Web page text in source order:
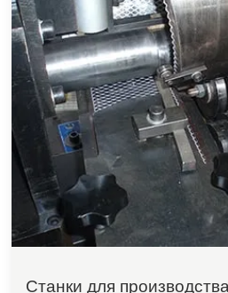
Станки для